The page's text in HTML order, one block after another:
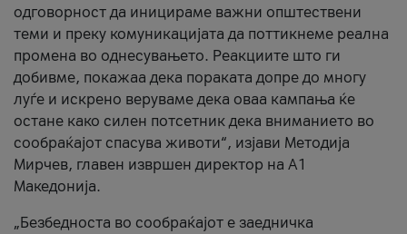
одговорност да иницираме важни општествени
теми и преку комуникацијата да поттикнеме реална
промена во однесувањето. Реакциите што ги
добивме, покажаа дека пораката допре до многу
луѓе и искрено веруваме дека оваа кампања ќе
остане како силен потсетник дека вниманието во
сообраќајот спасува животи“, изјави Методија
Мирчев, главен извршен директор на А1
Македонија.
„Безбедноста во сообраќајот е заедничка